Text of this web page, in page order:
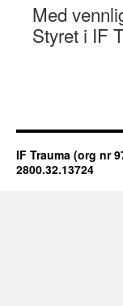
Med
Styret i IF
IF Trauma (org nr
2800.32.13724